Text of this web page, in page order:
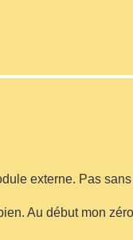
externe. Pas
Au début mon